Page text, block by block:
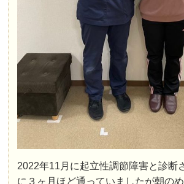
2022年11月に起立性調節障害と診断
に３ヶ月ほど通っていましたが朝の